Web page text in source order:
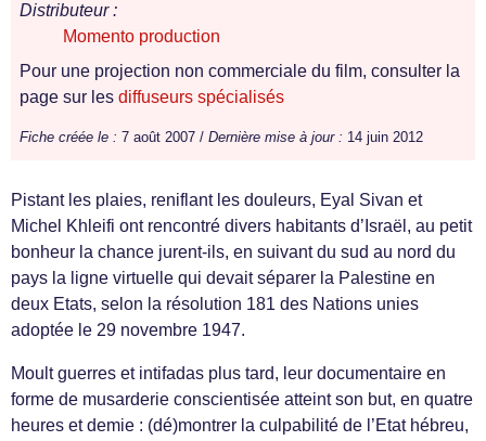
Distributeur :
Momento production
Pour une projection non commerciale du film, consulter la
page sur les diffuseurs spécialisés
Fiche créée le : 7 août 2007 / Dernière mise à jour : 14 juin 2012
Pistant les plaies, reniflant les douleurs, Eyal Sivan et
Michel Khleifi ont rencontré divers habitants d’Israël, au petit
bonheur la chance jurent-ils, en suivant du sud au nord du
pays la ligne virtuelle qui devait séparer la Palestine en
deux Etats, selon la résolution 181 des Nations unies
adoptée le 29 novembre 1947.
Moult guerres et intifadas plus tard, leur documentaire en
forme de musarderie conscientisée atteint son but, en quatre
heures et demie : (dé)montrer la culpabilité de l’Etat hébreu,